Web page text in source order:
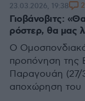
Γιοβάνοβιτς:
ρόστερ, θα μας
Ο
προπόνηση της
Παραγουάη (27/
αποχώρηση του
23.03.2026, 19:38